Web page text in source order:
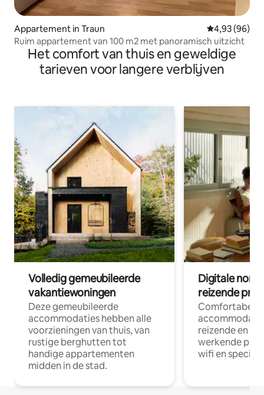
Appartement in Traun Gemiddelde
4,93 (96)
Ruim appartement van 100 m2 met panoramisch uitzicht
Het comfort van thuis en geweldige
tarieven voor langere verblijven
Volledig gemeubileerde
vakantiewoningen
Deze gemeubileerde
accommodaties hebben alle
voorzieningen van thuis, van
rustige berghutten tot
handige appartementen
midden in de stad.
Digitale
reizende
Comfortabele
reizende en
werkende
wifi en